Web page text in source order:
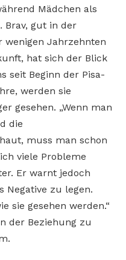
Mädchen als
Brav, gut in der
wenigen Jahrzehnten
hat sich der Blick
seit Beginn der Pisa-
werden sie
gesehen. „Wenn man
die
muss man schon
viele Probleme
Er warnt jedoch
Negative zu legen.
sie gesehen werden.“
der Beziehung zu